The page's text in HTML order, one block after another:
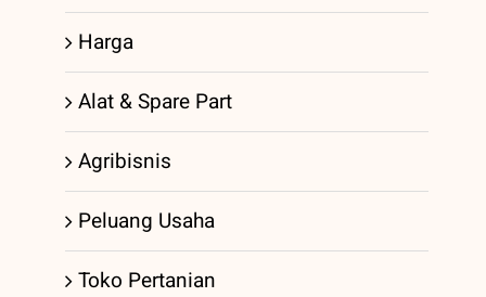
Harga
Alat & Spare Part
Agribisnis
Peluang Usaha
Toko Pertanian